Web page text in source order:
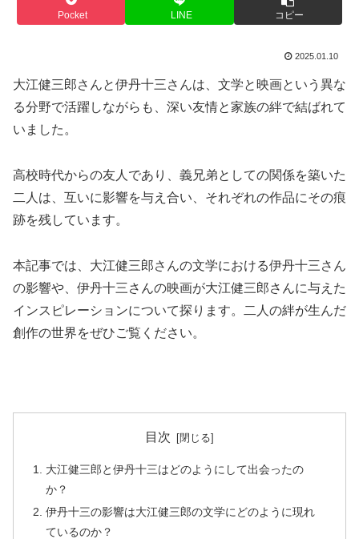
Pocket LINE コピー
2025.01.10
大江健三郎さんと伊丹十三さんは、文学と映画という異な
る分野で活躍しながらも、深い友情と家族の絆で結ばれて
いました。
高校時代からの友人であり、義兄弟としての関係を築いた
二人は、互いに影響を与え合い、それぞれの作品にその痕
跡を残しています。
本記事では、大江健三郎さんの文学における伊丹十三さん
の影響や、伊丹十三さんの映画が大江健三郎さんに与えた
インスピレーションについて探ります。二人の絆が生んだ
創作の世界をぜひご覧ください。
目次
大江健三郎と伊丹十三はどのようにして出会ったの
か？
伊丹十三の影響は大江健三郎の文学にどのように現れ
ているのか？